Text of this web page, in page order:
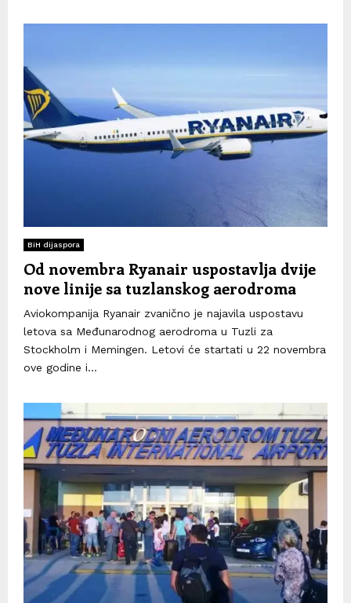
BiH dijaspora
Od novembra Ryanair uspostavlja dvije
nove linije sa tuzlanskog aerodroma
Aviokompanija Ryanair zvanično je najavila uspostavu
letova sa Međunarodnog aerodroma u Tuzli za
Stockholm i Memingen. Letovi će startati u 22 novembra
ove godine i...